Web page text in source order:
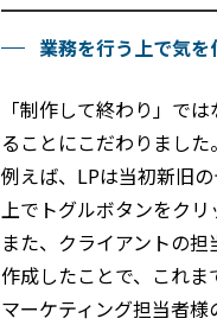
業務を行う上で気を
「制作して終わり」で
ることにこだわりました
例えば、LPは当初新旧
上でトグルボタンをク
また、クライアントの
作成したことで、これ
マーケティング担当者様